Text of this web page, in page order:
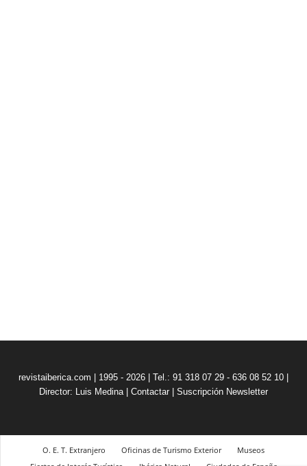
revistaiberica.com | 1995 - 2026 | Tel.: 91 318 07 29 - 636 08 52 10 |
Director: Luis Medina | Contactar | Suscripción Newsletter
O. E. T. Extranjero Oficinas de Turismo Exterior
Museos